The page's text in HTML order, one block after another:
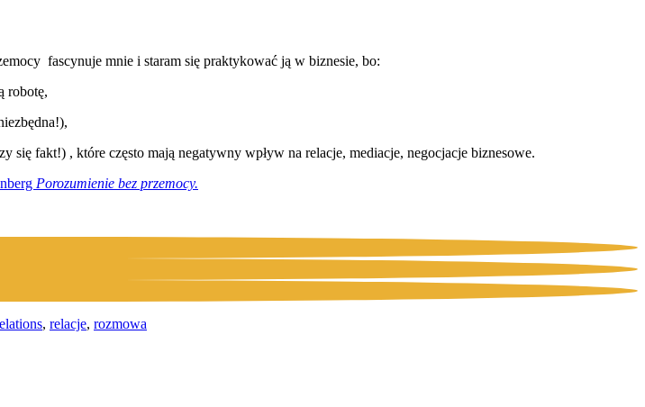
fascynuje mnie i staram się praktykować ją w biznesie, bo:
robotę,
fakt!) , które często mają negatywny wpływ na relacje, mediacje, negocjacje biznesowe.
Porozumienie bez przemocy.
, relacje, rozmowa